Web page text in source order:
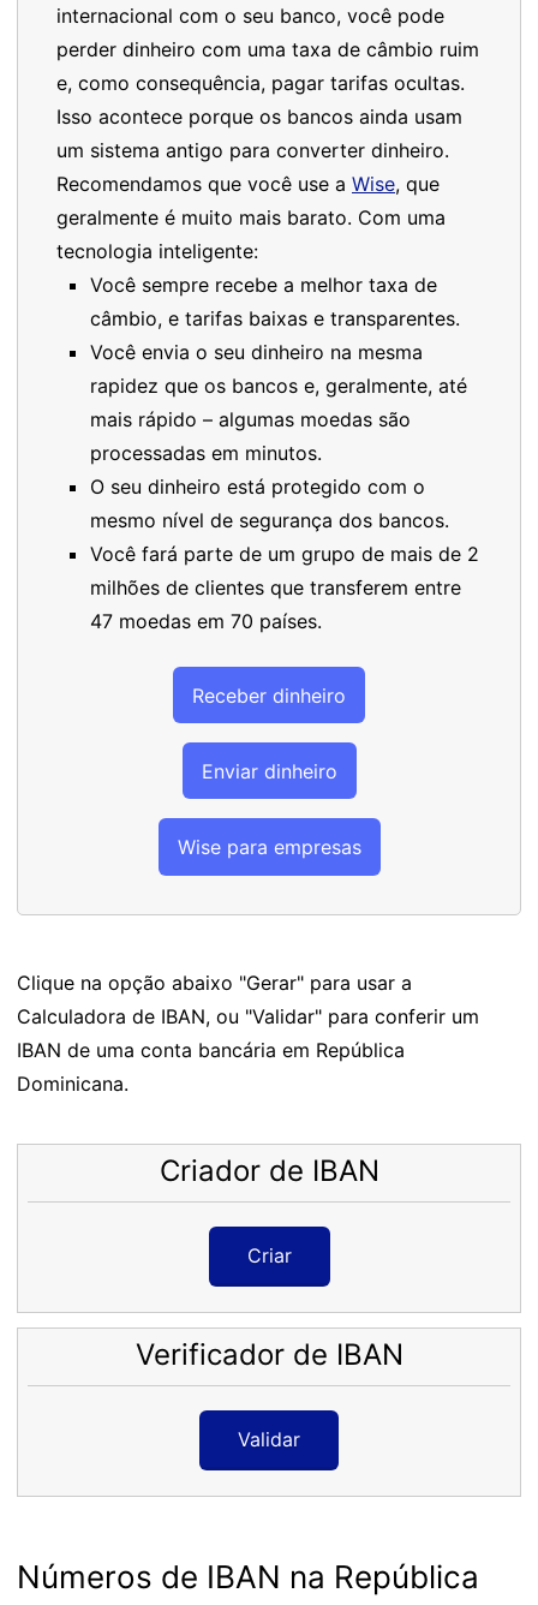
internacional com o seu banco, você pode
perder dinheiro com uma taxa de câmbio ruim
e, como consequência, pagar tarifas ocultas.
Isso acontece porque os bancos ainda usam
um sistema antigo para converter dinheiro.
Recomendamos que você use a Wise, que
geralmente é muito mais barato. Com uma
tecnologia inteligente:
Você sempre recebe a melhor taxa de
câmbio, e tarifas baixas e transparentes.
Você envia o seu dinheiro na mesma
rapidez que os bancos e, geralmente, até
mais rápido – algumas moedas são
processadas em minutos.
O seu dinheiro está protegido com o
mesmo nível de segurança dos bancos.
Você fará parte de um grupo de mais de 2
milhões de clientes que transferem entre
47 moedas em 70 países.
Receber dinheiro
Enviar dinheiro
Wise para empresas
Clique na opção abaixo "Gerar" para usar a
Calculadora de IBAN, ou "Validar" para conferir um
IBAN de uma conta bancária em República
Dominicana.
Criador de IBAN
Criar
Verificador de IBAN
Validar
Números de IBAN na República